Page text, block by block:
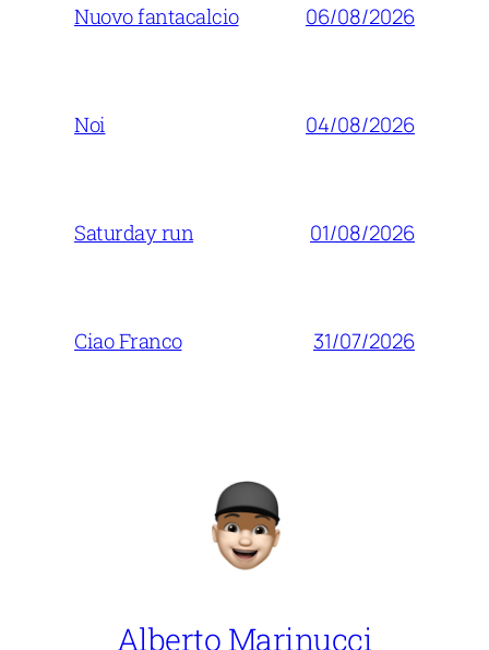
Nuovo fantacalcio 06/08/2026
Noi 04/08/2026
Saturday run 01/08/2026
Ciao Franco 31/07/2026
Alberto Marinucci